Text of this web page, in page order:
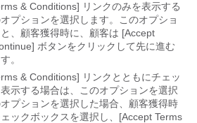
& Conditions] リンクのみを表示する
プションを選択します。
このオプショ
、顧客獲得時に、顧客は [Accept
ボタンをクリックして先に進む
。
& Conditions] リンクとともにチェッ
示する場合は、このオプションを選択
プションを選択した場合、顧客獲得時
ックボックスを選択し、[Accept Terms